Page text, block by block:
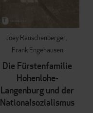
Joey Rauschenberger
Frank Engehausen
Die Fürstenfamilie
Hohenlohe-
Langenburg und der
Nationalsozialismus